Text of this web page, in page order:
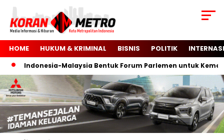
HOME HUKUM & KRIMINAL BISNIS POLITIK
Indonesia-Malaysia Bentuk Forum Parlemen untuk